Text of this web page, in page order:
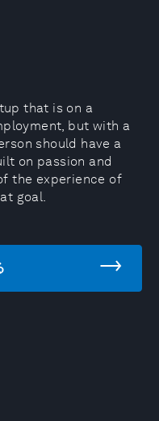
that is on a
but with a
should have a
on passion and
the experience of
goal.